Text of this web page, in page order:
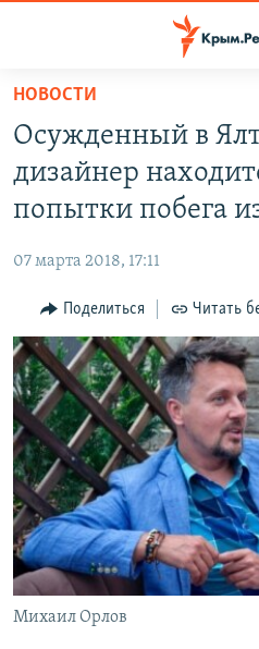
Вернуться
основному
содержанию
главной
навигации
Вернутся
поиску
СПЕЦПРОЕКТЫ
11 ЛЕТ ОККУПАЦИИ КРЫМА. 11
ЕЩЕ
ИНТЕРАКТИВ
ИНФОГРАФИКА
ТЕЛЕПРОЕКТ КРЫМ.РЕАЛИИ
СОВЕТЫ ПРАВОЗАЩИТНИКОВ
ПРОПАВШИЕ БЕЗ ВЕСТИ
ПОБЕДИТЕЛЕЙ НЕ СУДЯТ?
КРЫМ.НЕПОКОРЕННЫЙ
ELIFBE
УКРАИНСКАЯ ПРОБЛЕМА КРЫМА
РАДІО СВОБОДА
КАК ОБОЙТИ БЛОКИРОВКУ
Українською
Qırımtatar
ПРИСОЕДИНЯЙТЕСЬ!
НОВОСТИ
Осужденный в
дизайнер
попытки побега
07 марта 2018, 17:11
Поделиться Читать
Михаил Орлов